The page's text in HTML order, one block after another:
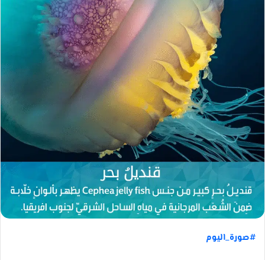
ر
ا
إ
ل
ك
ت
ر
و
ن
ي
#صورة_اليوم